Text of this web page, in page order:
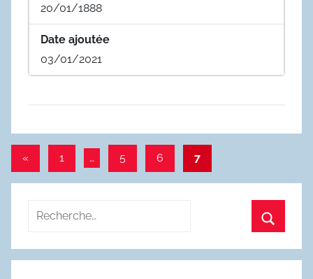
20/01/1888
Date ajoutée
03/01/2021
Pagination
des
publications
«Publications
1 … 5 6 7
Recherche
: